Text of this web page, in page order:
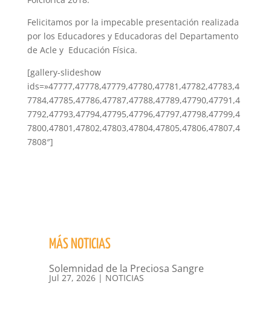
Felicitamos por la impecable presentación realizada
por los Educadores y Educadoras del Departamento
de Acle y Educación Física.
[gallery-slideshow
ids=»47777,47778,47779,47780,47781,47782,47783,4
7784,47785,47786,47787,47788,47789,47790,47791,4
7792,47793,47794,47795,47796,47797,47798,47799,4
7800,47801,47802,47803,47804,47805,47806,47807,4
7808″]
MÁS NOTICIAS
Solemnidad de la Preciosa Sangre
Jul 27, 2026| NOTICIAS